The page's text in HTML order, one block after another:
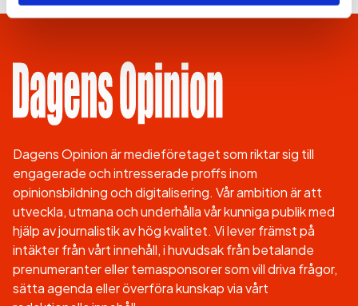
Dagens Opinion är medieföretaget som riktar sig till
engagerade och intresserade proffs inom
opinionsbildning och digitalisering. Vår ambition är att
utveckla, utmana och underhålla vår kunniga publik med
hjälp av journalistik av hög kvalitet. Vi lever främst på
intäkter från vårt innehåll, i huvudsak från betalande
prenumeranter eller temasponsorer som vill driva frågor,
sätta agenda eller överföra kunskap via vårt